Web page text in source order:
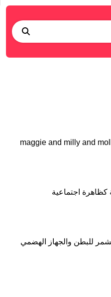
كظاهرة اجتماعية
للبطن والجهاز الهضمي